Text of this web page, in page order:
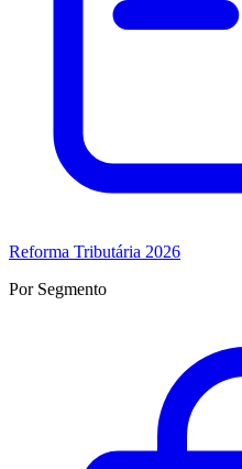
Reforma Tributária 2026
Por Segmento